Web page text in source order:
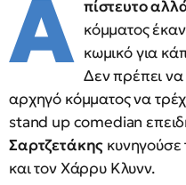
Α πίστευτο
κόμματος
κωμικό για
Δεν πρέπει να
αρχηγό κόμματος να
stand up comedian
Σαρτζετάκης
και τον Χάρρυ Κλυνν.